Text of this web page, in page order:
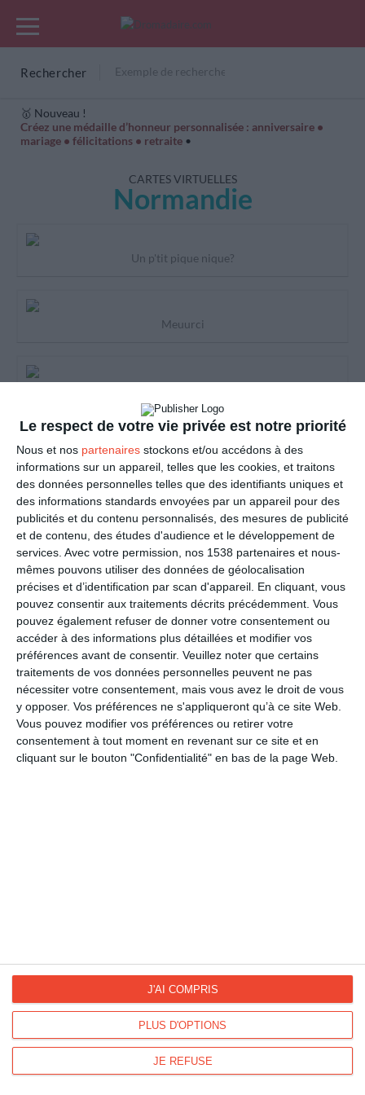
Le respect de votre vie privée est notre priorité
Nous et nos partenaires stockons et/ou accédons à des
informations sur un appareil, telles que les cookies, et traitons
des données personnelles telles que des identifiants uniques et
des informations standards envoyées par un appareil pour des
publicités et du contenu personnalisés, des mesures de publicité
et de contenu, des études d'audience et le développement de
services. Avec votre permission, nos 1538 partenaires et nous-
mêmes pouvons utiliser des données de géolocalisation
précises et d’identification par scan d'appareil. En cliquant, vous
pouvez consentir aux traitements décrits précédemment. Vous
pouvez également refuser de donner votre consentement ou
accéder à des informations plus détaillées et modifier vos
préférences avant de consentir. Veuillez noter que certains
traitements de vos données personnelles peuvent ne pas
nécessiter votre consentement, mais vous avez le droit de vous
y opposer. Vos préférences ne s'appliqueront qu’à ce site Web.
Vous pouvez modifier vos préférences ou retirer votre
consentement à tout moment en revenant sur ce site et en
cliquant sur le bouton "Confidentialité" en bas de la page Web.
PLUS D'OPTIONS
JE REFUSE
J'AI COMPRIS
Rechercher
🥇 Nouveau !
Créez une médaille d’honneur personnalisée : anniversaire •
mariage • félicitations • retraite •
Cartes Hiver Cadeaux années de naissance
CARTES VIRTUELLES
Normandie
Un p'tit pique nique?
Meuurci
Jostous anniversaire
Anniversaire normand
Débarquement des G.I.'s en Normandie
En manque d'inspiration ?Découvrez nos idées
messages et nos modèles de lettres
Dromadaire vous propose des cartes pour toutes les occasions :
anniversaire, amour, amitié, fêtes...